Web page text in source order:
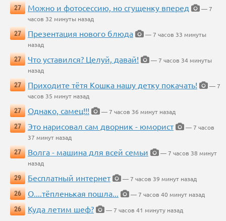
27 Можно и фотосессию, но сгущенку вперед
— 7
часов 32 минуты назад
27
Презентация нового блюда
— 7 часов 33 минуты
назад
27
Что уставился? Целуй, давай!
— 7 часов 34 минуты
назад
27
Приходите тётя Кошка нашу детку покачать!
— 7
часов 35 минут назад
27
Однако, самец!!!
— 7 часов 36 минут назад
27
Это нарисовал сам дворник - юморист
— 7 часов
37 минут назад
27
Волга - машина для всей семьи
— 7 часов 38 минут
назад
29
Бесплатный интернет
— 7 часов 39 минут назад
26
О....тёпленькая пошла...
— 7 часов 40 минут назад
26
Куда летим шеф? — 7 часов 41 минуту назад